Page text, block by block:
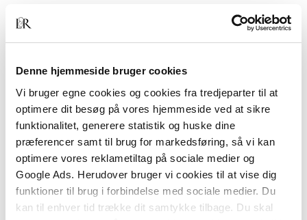
Denne hjemmeside bruger cookies
Vi bruger egne cookies og cookies fra tredjeparter til at
optimere dit besøg på vores hjemmeside ved at sikre
funktionalitet, generere statistik og huske dine
præferencer samt til brug for markedsføring, så vi kan
optimere vores reklametiltag på sociale medier og
Google Ads. Herudover bruger vi cookies til at vise dig
funktioner til brug i forbindelse med sociale medier. Du
kan til enhver tid trække dit samtykke tilbage. Du skal
Af samme forfatter